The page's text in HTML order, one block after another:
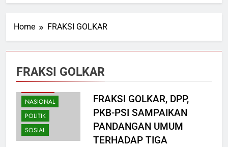
Home FRAKSI GOLKAR
FRAKSI GOLKAR
EKONOMI
NASIONAL
POLITIK
SOSIAL
FRAKSI GOLKAR, DPP,
PKB-PSI SAMPAIKAN
PANDANGAN UMUM
TERHADAP TIGA